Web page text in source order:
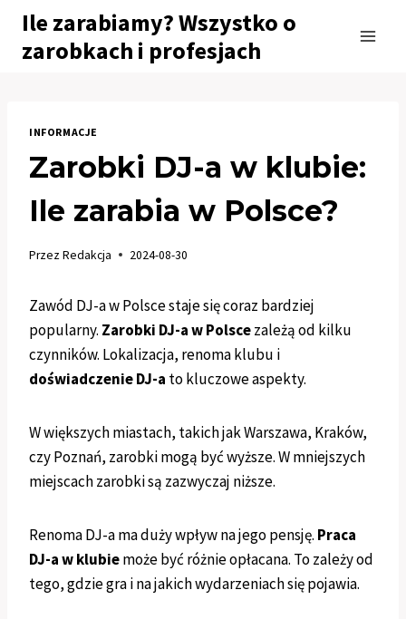
Przejdź
treści
Ile zarabiamy? Wszystko o
zarobkach i profesjach
INFORMACJE
Zarobki DJ-a w klubie:
Ile zarabia w Polsce?
PrzezRedakcja 2024-08-30
Zawód DJ-a w Polsce staje się coraz bardziej
popularny. Zarobki DJ-a w Polscezależą od kilku
czynników. Lokalizacja, renoma klubu i
doświadczenie DJ-a to kluczowe aspekty.
W większych miastach, takich jak Warszawa, Kraków,
czy Poznań, zarobki mogą być wyższe. W mniejszych
miejscach zarobki są zazwyczaj niższe.
Renoma DJ-a ma duży wpływ na jego pensję. Praca
DJ-a w klubiemoże być różnie opłacana. To zależy od
tego, gdzie gra i na jakich wydarzeniach się pojawia.